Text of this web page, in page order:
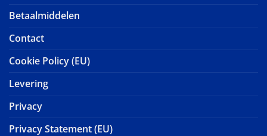
Betaalmiddelen
Contact
Cookie Policy (EU)
Levering
Privacy
Privacy Statement (EU)